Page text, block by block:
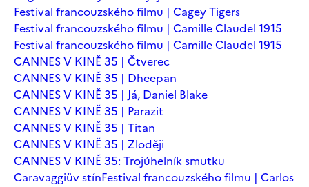
Festival francouzského filmu | Cagey Tigers
Festival francouzského filmu | Camille Claudel 1915
Festival francouzského filmu | Camille Claudel 1915
CANNES V KINĚ 35 | Čtverec
CANNES V KINĚ 35 | Dheepan
CANNES V KINĚ 35 | Já, Daniel Blake
CANNES V KINĚ 35 | Parazit
CANNES V KINĚ 35 | Titan
CANNES V KINĚ 35 | Zloději
CANNES V KINĚ 35: Trojúhelník smutku
Caravaggiův stínFestival francouzského filmu | Carlos